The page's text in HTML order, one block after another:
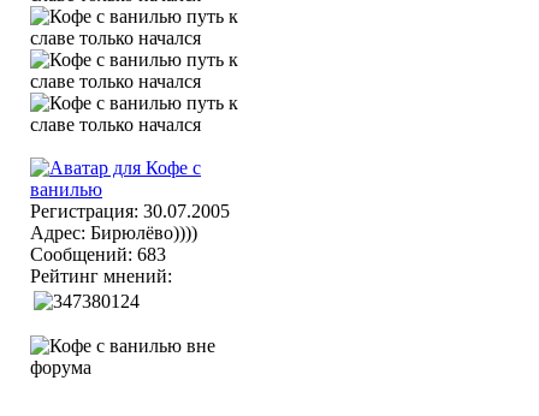
Регистрация: 30.07.2005
Адрес: Бирюлёво))))
Сообщений: 683
Рейтинг мнений: